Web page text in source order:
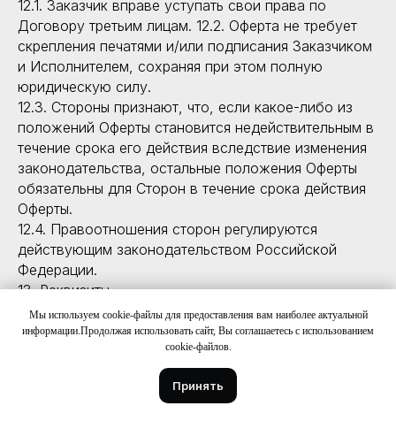
Мы используем cookie-файлы для предоставления вам наиболее актуальной
информации.Продолжая использовать сайт, Вы соглашаетесь с использованием
cookie-файлов.
Принять
12.1. Заказчик вправе уступать свои права по
Договору третьим лицам. 12.2. Оферта не требует
скрепления печатями и/или подписания Заказчиком
и Исполнителем, сохраняя при этом полную
юридическую силу.
12.3. Стороны признают, что, если какое-либо из
положений Оферты становится недействительным в
течение срока его действия вследствие изменения
законодательства, остальные положения Оферты
обязательны для Сторон в течение срока действия
Оферты.
12.4. Правоотношения сторон регулируются
действующим законодательством Российской
Федерации.
13. Реквизиты
Исполнитель:
ООО «РЕФОРМАЛАБ»
ИНН 7736281233 КПП 770401001 ОГРН
5167746261854 ОКПО 05337253
р/с 40702810310001577257